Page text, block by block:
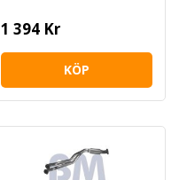
1 394 Kr
KÖP